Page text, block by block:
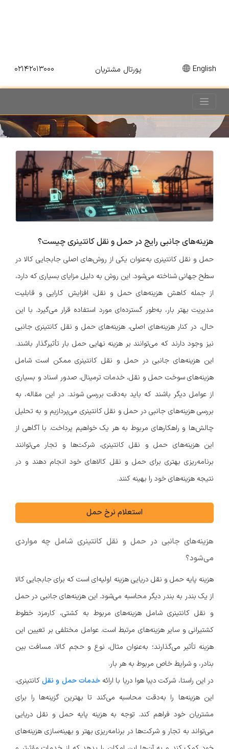
English پورتال مشتریان ۰۲۱۴۲۰۱۳۰۰۰
هزینه‌های جانبی رایج در حمل و نقل کانتینری چیست؟
حمل و نقل کانتینری به‌عنوان یکی از روش‌های اصلی جابجایی کالا در
سطح جهانی شناخته می‌شود. این روش به دلیل مزایای بسیاری که دارد،
از جمله کاهش هزینه‌های حمل و نقل، افزایش کارایی و قابلیت
مدیریت بهتر بار، به‌طور گسترده‌ای مورد استفاده قرار می‌گیرد. با این
حال، در کنار هزینه‌های اصلی، هزینه‌های حمل و نقل کانتینری جانبی
نیز وجود دارند که می‌توانند بر هزینه نهایی حمل بار تأثیرگذار باشند.
این هزینه‌های جانبی در حمل و نقل کانتینری ممکن است شامل
هزینه‌های سوخت حمل و نقل، خدمات ترمینال، صدور اسناد و بسیاری
از عوامل دیگر باشند که باید به‌دقت بررسی شوند. در این مقاله، به
بررسی هزینه‌های جانبی در حمل و نقل کانتینری می‌پردازیم و به تحلیل
چالش‌ها و راهکارهای مربوط به هر یک خواهیم پرداخت. با آگاهی از
این هزینه‌های حمل و نقل کانتینری، شرکت‌ها و تجار می‌توانند
برنامه‌ریزی بهتری برای حمل و نقل کالاهای خود انجام دهند و در
نتیجه هزینه‌های خود را بهینه کنند.
استعلام نرخ حمل
هزینه‌های جانبی در حمل و نقل کانتینری شامل چه مواردی
می‌شود؟
هزینه پایه حمل و نقل دریایی هزینه اولیه‌ای است که برای جابجایی کالا
از یک بندر به بندر دیگر محاسبه می‌شود. این هزینه‌های جانبی در حمل
و نقل کانتینری شامل هزینه‌های مربوط به کشتی، کارمزد خطوط
کشتیرانی و سایر هزینه‌های مرتبط است. عوامل مختلفی بر تعیین این
هزینه تأثیر می‌گذارند؛ به‌عنوان مثال، نوع و حجم کالا، مسافت بین
بنادر، و شرایط خاص مربوط به هر بار.
در این راستا، شرکت دیبا هوا دریا با ارائهخدمات حمل و نقلکانتینری،
این هزینه‌ها را به‌دقت محاسبه می‌کند تا بهترین گزینه‌ها را برای
مشتریان خود فراهم کند. توجه به هزینه پایه حمل و نقل دریایی
می‌تواند به تجار و شرکت‌ها در برنامه‌ریزی بهتر و بهینه‌سازی هزینه‌های